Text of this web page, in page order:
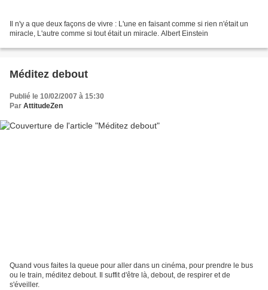
Il n'y a que deux façons de vivre : L'une en faisant comme si rien n'était un
miracle, L'autre comme si tout était un miracle. Albert Einstein
Méditez debout
Publié le 10/02/2007 à 15:30
Par AttitudeZen
Quand vous faites la queue pour aller dans un cinéma, pour prendre le bus
ou le train, méditez debout. Il suffit d'être là, debout, de respirer et de
s'éveiller.